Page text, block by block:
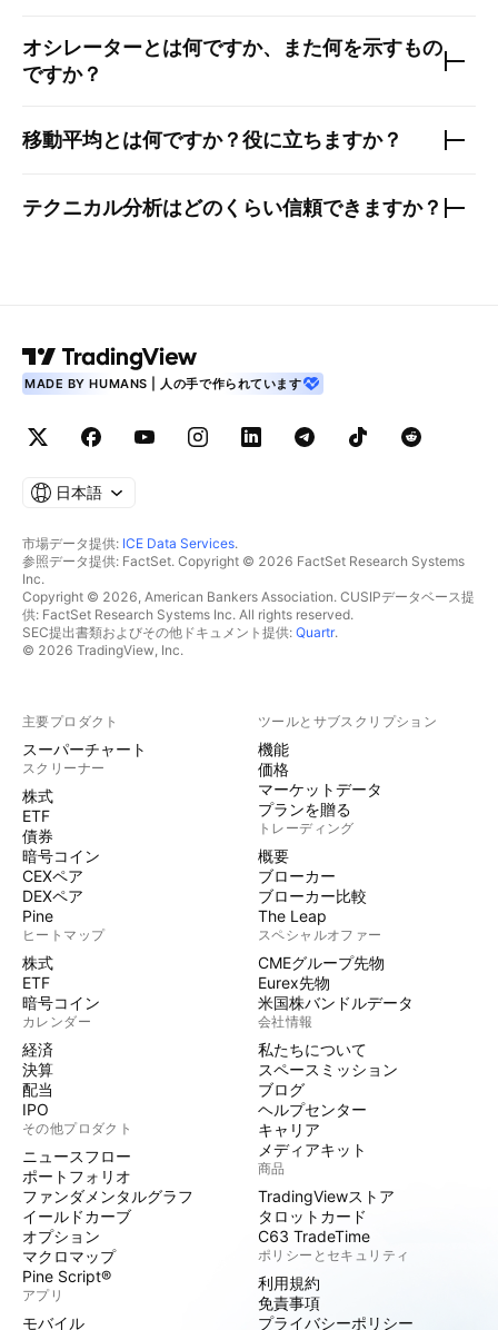
オシレーターとは何ですか、また何を示すもの
ですか？
移動平均とは何ですか？役に立ちますか？
テクニカル分析はどのくらい信頼できますか？
MADE BY HUMANS | 人の手で作られています
日本語
市場データ提供: ICE Data Services.
参照データ提供: FactSet. Copyright © 2026 FactSet Research Systems
Inc.
Copyright © 2026, American Bankers Association. CUSIPデータベース提
供: FactSet Research Systems Inc. All rights reserved.
SEC提出書類およびその他ドキュメント提供: Quartr.
© 2026 TradingView, Inc.
主要プロダクト
スーパーチャート
スクリーナー
株式
ETF
債券
暗号コイン
CEXペア
DEXペア
Pine
ヒートマップ
株式
ETF
暗号コイン
カレンダー
経済
決算
配当
IPO
その他プロダクト
ニュースフロー
ポートフォリオ
ファンダメンタルグラフ
イールドカーブ
オプション
マクロマップ
Pine Script®
アプリ
モバイル
ツールとサブスクリプション
機能
価格
マーケットデータ
プランを贈る
トレーディング
概要
ブローカー
ブローカー比較
The Leap
スペシャルオファー
CMEグループ先物
Eurex先物
米国株バンドルデータ
会社情報
私たちについて
スペースミッション
ブログ
ヘルプセンター
キャリア
メディアキット
商品
TradingViewストア
タロットカード
C63 TradeTime
ポリシーとセキュリティ
利用規約
免責事項
プライバシーポリシー